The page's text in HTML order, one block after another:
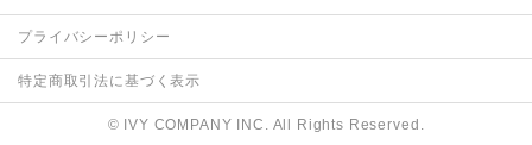
プライバシーポリシー
特定商取引法に基づく表示
© IVY COMPANY INC. All Rights Reserved.